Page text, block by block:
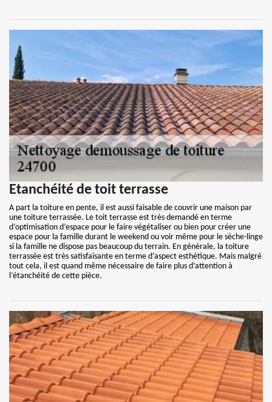
Etanchéité de toit terrasse
A part la toiture en pente, il est aussi faisable de couvrir une maison par
une toiture terrassée. Le toit terrasse est très demandé en terme
d’optimisation d’espace pour le faire végétaliser ou bien pour créer une
espace pour la famille durant le weekend ou voir même pour le sèche-linge
si la famille ne dispose pas beaucoup du terrain. En générale, la toiture
terrassée est très satisfaisante en terme d’aspect esthétique. Mais malgré
tout cela, il est quand même nécessaire de faire plus d’attention à
l’étanchéité de cette pièce.